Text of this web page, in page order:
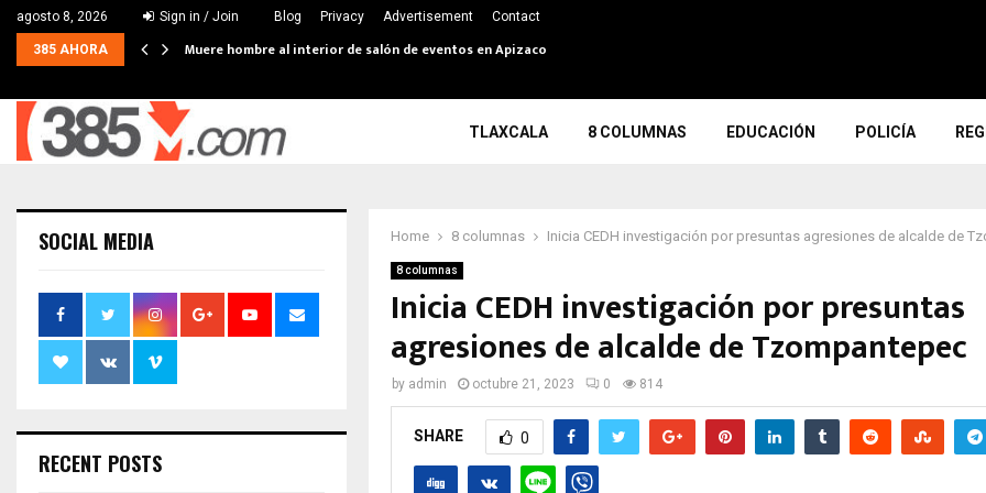
agosto 8, 2026 Sign in / Join Blog Privacy Advertisement Contact
385 AHORA Muere hombre al interior de salón de eventos en Apizaco
TLAXCALA 8 COLUMNAS EDUCACIÓN POLICÍA
Home 8 columnas Inicia CEDH investigación por presuntas agresiones de alcalde de
8 columnas
Inicia CEDH investigación por presuntas
agresiones de alcalde de Tzompantepec
by admin octubre 21, 2023 0 814
SHARE 0
SOCIAL MEDIA
RECENT POSTS